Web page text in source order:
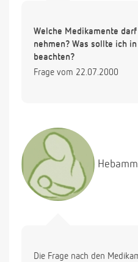
Welche Medikamente
nehmen? Was sollte ich
beachten?
Frage vom 22.07.2000
Die Frage nach den